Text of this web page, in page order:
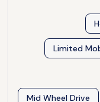
Limited
Mid Wheel Drive